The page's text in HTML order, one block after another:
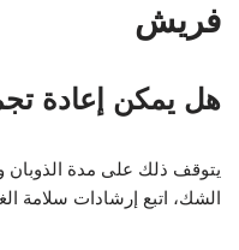
فريش
هل يمكن إعادة
يتوقف ذلك على مدة الذوبان
الشك، اتبع إرشادات سلامة